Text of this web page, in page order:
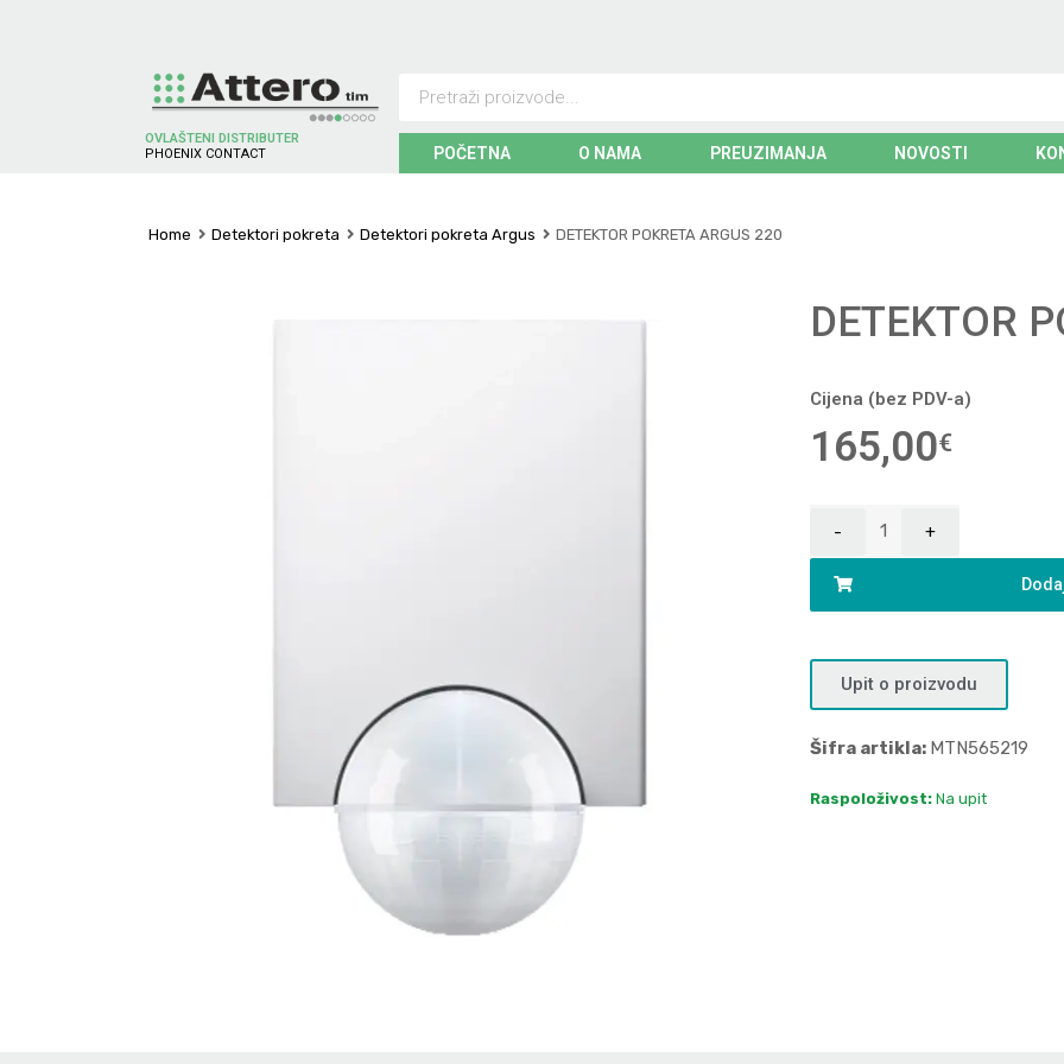
OVLAŠTENI DISTRIBUTER
P H O EN X CO NTACT POČETNA O NAMA PREUZIMANJA NOVOSTI
Home Detektori pokreta Detektori pokreta Argus DETEKTOR POKRETA ARGUS 220
DETEKTOR
Cijena (bez PDV-a)
165,00€
Upit o proizvodu
Šifra artikla: MTN565219
Raspoloživost: Na upit